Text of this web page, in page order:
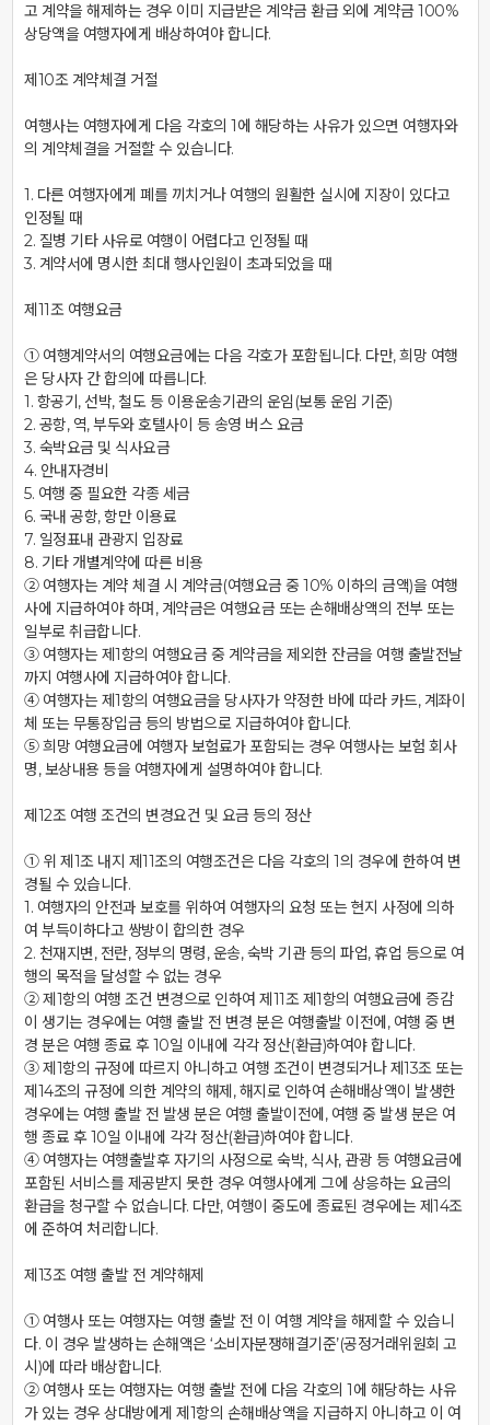
고 계약을 해제하는 경우 이미 지급받은 계약금 환급 외에 계약금 100%
상당액을 여행자에게 배상하여야 합니다.
제10조 계약체결 거절
여행사는 여행자에게 다음 각호의 1에 해당하는 사유가 있으면 여행자와
의 계약체결을 거절할 수 있습니다.
1. 다른 여행자에게 폐를 끼치거나 여행의 원활한 실시에 지장이 있다고
인정될 때
2. 질병 기타 사유로 여행이 어렵다고 인정될 때
3. 계약서에 명시한 최대 행사인원이 초과되었을 때
제11조 여행요금
① 여행계약서의 여행요금에는 다음 각호가 포함됩니다. 다만, 희망 여행
은 당사자 간 합의에 따릅니다.
1. 항공기, 선박, 철도 등 이용운송기관의 운임(보통 운임 기준)
2. 공항, 역, 부두와 호텔사이 등 송영 버스 요금
3. 숙박요금 및 식사요금
4. 안내자경비
5. 여행 중 필요한 각종 세금
6. 국내 공항, 항만 이용료
7. 일정표내 관광지 입장료
8. 기타 개별계약에 따른 비용
② 여행자는 계약 체결 시 계약금(여행요금 중 10% 이하의 금액)을 여행
사에 지급하여야 하며, 계약금은 여행요금 또는 손해배상액의 전부 또는
일부로 취급합니다.
③ 여행자는 제1항의 여행요금 중 계약금을 제외한 잔금을 여행 출발전날
까지 여행사에 지급하여야 합니다.
④ 여행자는 제1항의 여행요금을 당사자가 약정한 바에 따라 카드, 계좌이
체 또는 무통장입금 등의 방법으로 지급하여야 합니다.
⑤ 희망 여행요금에 여행자 보험료가 포함되는 경우 여행사는 보험 회사
명, 보상내용 등을 여행자에게 설명하여야 합니다.
제12조 여행 조건의 변경요건 및 요금 등의 정산
① 위 제1조 내지 제11조의 여행조건은 다음 각호의 1의 경우에 한하여 변
경될 수 있습니다.
1. 여행자의 안전과 보호를 위하여 여행자의 요청 또는 현지 사정에 의하
여 부득이하다고 쌍방이 합의한 경우
2. 천재지변, 전란, 정부의 명령, 운송, 숙박 기관 등의 파업, 휴업 등으로 여
행의 목적을 달성할 수 없는 경우
② 제1항의 여행 조건 변경으로 인하여 제11조 제1항의 여행요금에 증감
이 생기는 경우에는 여행 출발 전 변경 분은 여행출발 이전에, 여행 중 변
경 분은 여행 종료 후 10일 이내에 각각 정산(환급)하여야 합니다.
③ 제1항의 규정에 따르지 아니하고 여행 조건이 변경되거나 제13조 또는
제14조의 규정에 의한 계약의 해제, 해지로 인하여 손해배상액이 발생한
경우에는 여행 출발 전 발생 분은 여행 출발이전에, 여행 중 발생 분은 여
행 종료 후 10일 이내에 각각 정산(환급)하여야 합니다.
④ 여행자는 여행출발후 자기의 사정으로 숙박, 식사, 관광 등 여행요금에
포함된 서비스를 제공받지 못한 경우 여행사에게 그에 상응하는 요금의
환급을 청구할 수 없습니다. 다만, 여행이 중도에 종료된 경우에는 제14조
에 준하여 처리합니다.
제13조 여행 출발 전 계약해제
① 여행사 또는 여행자는 여행 출발 전 이 여행 계약을 해제할 수 있습니
다. 이 경우 발생하는 손해액은 ‘소비자분쟁해결기준’(공정거래위원회 고
시)에 따라 배상합니다.
② 여행사 또는 여행자는 여행 출발 전에 다음 각호의 1에 해당하는 사유
가 있는 경우 상대방에게 제1항의 손해배상액을 지급하지 아니하고 이 여